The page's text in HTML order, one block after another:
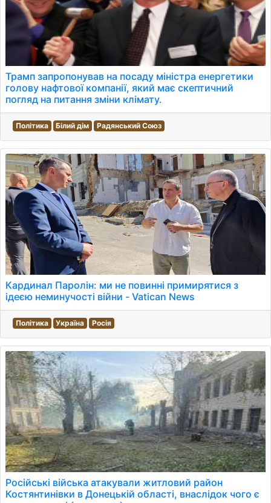
Трамп запропонував на посаду міністра енергетики
голову нафтової компанії, який має скептичний
погляд на питання зміни клімату.
Політика Білий дім Радянський Союз
Кардинал Паролін: ми не повинні примирятися з
ідеєю неминучості війни - Vatican News
Політика Україна Росія
Російські війська атакували житловий район
Костянтинівки в Донецькій області, внаслідок чого є